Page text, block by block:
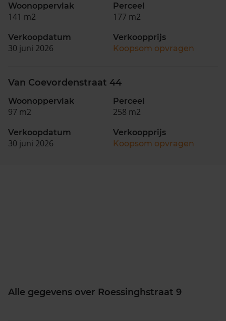
Woonoppervlak
141 m2
Perceel
177 m2
Verkoopdatum
30 juni 2026
Verkoopprijs
Koopsom opvragen
Van Coevordenstraat 44
Woonoppervlak
97 m2
Perceel
258 m2
Verkoopdatum
30 juni 2026
Verkoopprijs
Koopsom opvragen
Alle gegevens over Roessinghstraat 9